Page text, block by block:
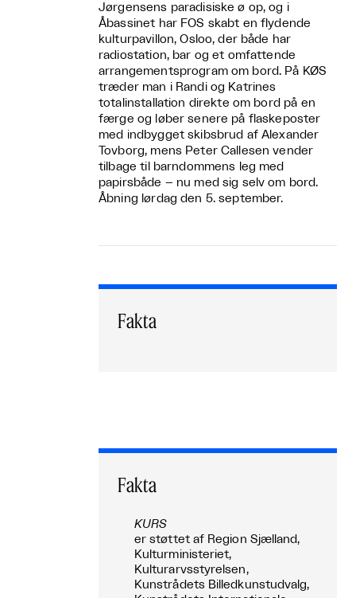
Jørgensens paradisiske ø op, og i
Åbassinet har FOS skabt en flydende
kulturpavillon, Osloo, der både har
radiostation, bar og et omfattende
arrangementsprogram om bord. På KØS
træder man i Randi og Katrines
totalinstallation direkte om bord på en
færge og løber senere på flaskeposter
med indbygget skibsbrud af Alexander
Tovborg, mens Peter Callesen vender
tilbage til barndommens leg med
papirsbåde – nu med sig selv om bord.
Åbning lørdag den 5. september.
Fakta
Fakta
KURS
er støttet af Region Sjælland,
Kulturministeriet,
Kulturarvsstyrelsen,
Kunstrådets Billedkunstudvalg,